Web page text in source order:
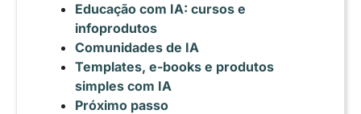
Educação com IA: cursos e
infoprodutos
Comunidades de IA
Templates, e-books e produtos
simples com IA
Próximo passo